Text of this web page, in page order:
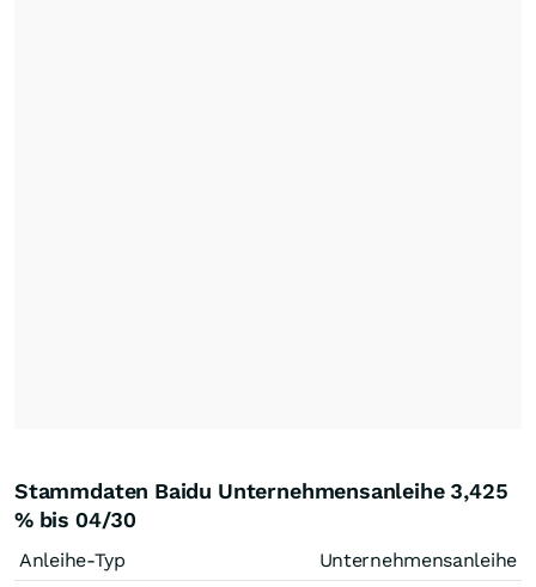
Stammdaten Baidu Unternehmensanleihe 3,425
% bis 04/30
Anleihe-Typ
Unternehmensanleihe